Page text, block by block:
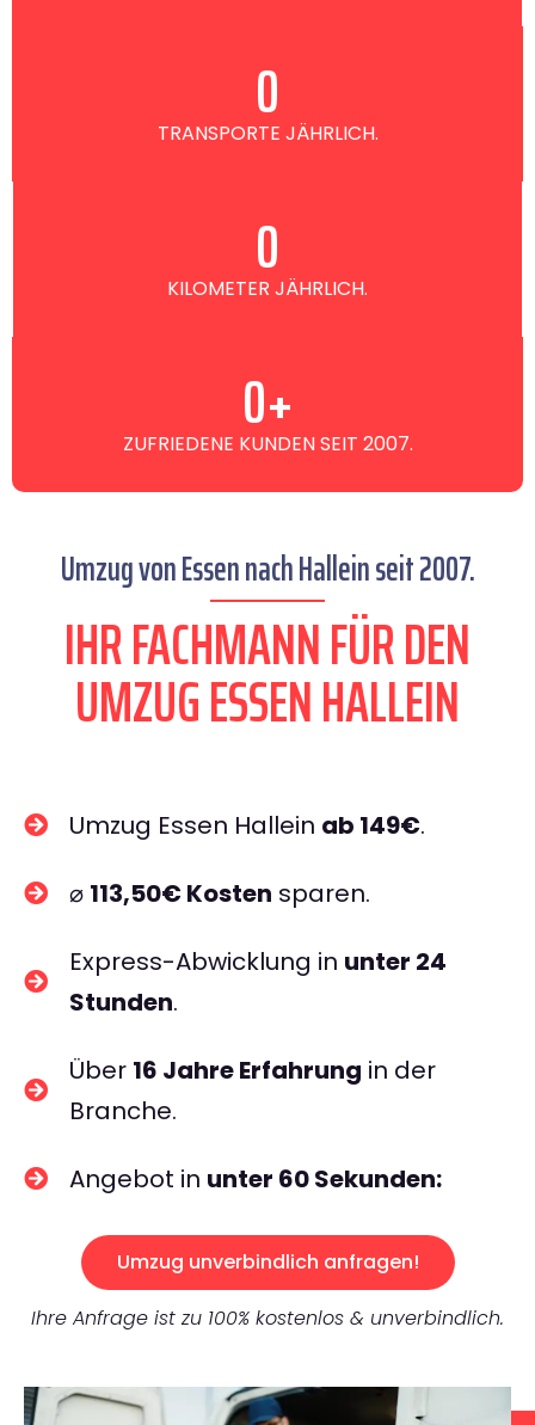
TRANSPORTE JÄHRLICH.
0
KILOMETER JÄHRLICH.
0
ZUFRIEDENE KUNDEN SEIT 2007.
0+
Umzug von Essen nach Hallein seit 2007.
IHR FACHMANN FÜR DEN
UMZUG ESSEN HALLEIN
Umzug Essen Hallein ab 149€.
⌀ 113,50€ Kosten sparen.
Express-Abwicklung in unter 24
Stunden.
Über 16 Jahre Erfahrung in der
Branche.
Angebot in unter 60 Sekunden:
Umzug unverbindlich anfragen!
Ihre Anfrage ist zu 100% kostenlos & unverbindlich.